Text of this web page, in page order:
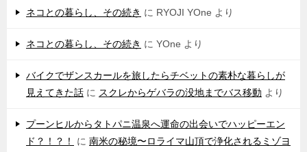
ネコとの暮らし、その続き に RYOJI YOne より
ネコとの暮らし、その続き に YOne より
バイクでザンスカールを旅したらチベットの素朴な暮らしが
見えてきた話 に スクレからゲバラの没地までバス移動 より
プーンヒルからタトパニ温泉へ運命の出会いでハッピーエン
ド？！？！
に 南米の秘境〜ロライマ山頂で浄化されるミゾヨ